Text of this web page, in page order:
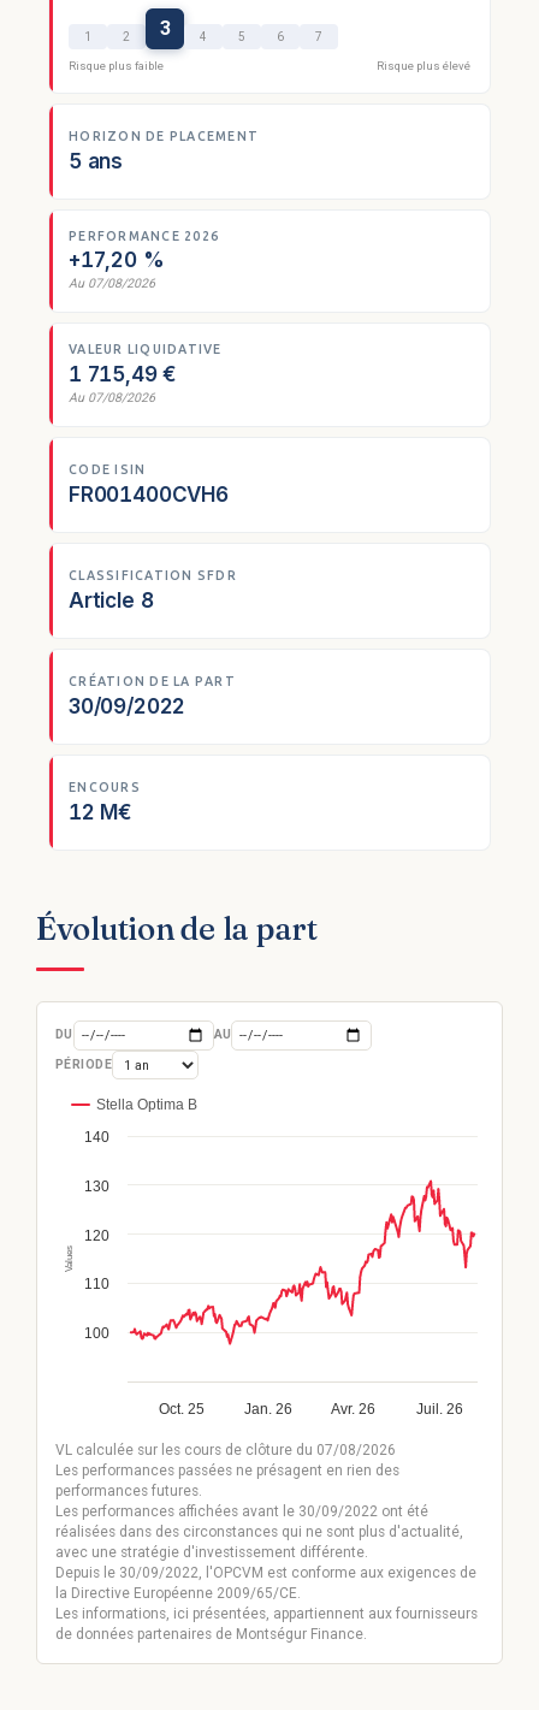
1 2 3 4 5 6 7
Risque plus faible Risque plus élevé
HORIZON DE PLACEMENT
5 ans
PERFORMANCE 2026
+17,20 %
Au 07/08/2026
VALEUR LIQUIDATIVE
1 715,49 €
Au 07/08/2026
CODE ISIN
FR001400CVH6
CLASSIFICATION SFDR
Article 8
CRÉATION DE LA PART
30/09/2022
ENCOURS
12 M€
Évolution de la part
DU
AU
PÉRIODE
Values
Stella Optima B
Oct. 25 Jan. 26 Avr. 26 Juil. 26
100
110
120
130
140
VL calculée sur les cours de clôture du 07/08/2026
Les performances passées ne présagent en rien des
performances futures.
Les performances affichées avant le 30/09/2022 ont été
réalisées dans des circonstances qui ne sont plus d'actualité,
avec une stratégie d'investissement différente.
Depuis le 30/09/2022, l'OPCVM est conforme aux exigences de
la Directive Européenne 2009/65/CE.
Les informations, ici présentées, appartiennent aux fournisseurs
de données partenaires de Montségur Finance.